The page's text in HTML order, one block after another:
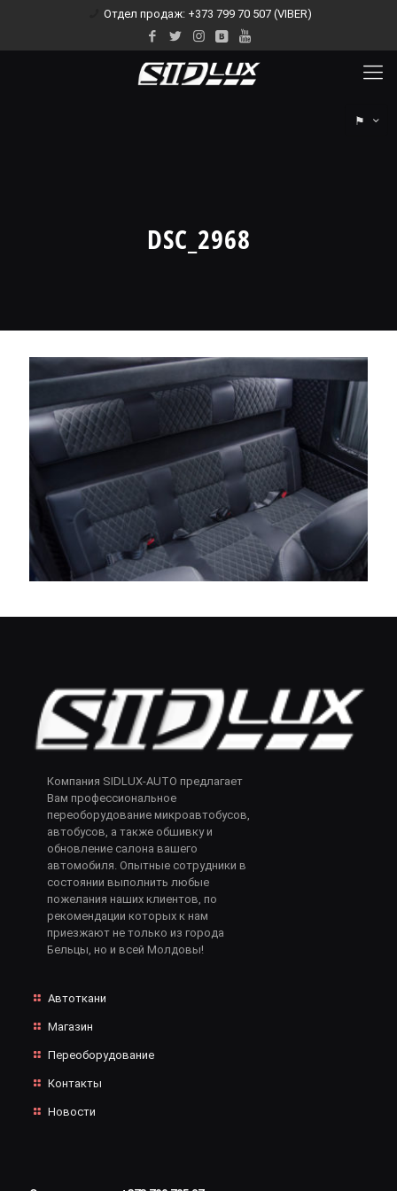
Отдел продаж: +373 799 70 507 (VIBER)
⚑
DSC_2968
Компания SIDLUX-AUTO предлагает
Вам профессиональное
переоборудование микроавтобусов,
автобусов, а также обшивку и
обновление салона вашего
автомобиля. Опытные сотрудники в
состоянии выполнить любые
пожелания наших клиентов, по
рекомендации которых к нам
приезжают не только из города
Бельцы, но и всей Молдовы!
Автоткани
Магазин
Переоборудование
Контакты
Новости